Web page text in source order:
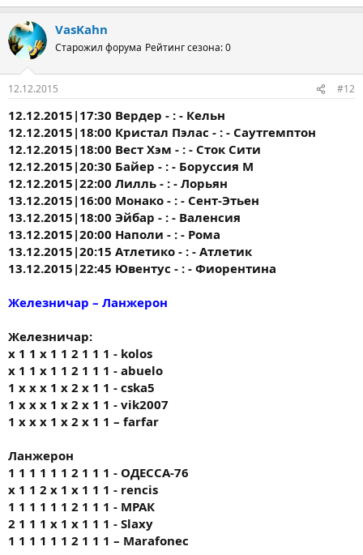
VasKahn
Старожил форума Рейтинг сезона: 0
12.12.2015 #12
12.12.2015|17:30 Вердер - : - Кельн
12.12.2015|18:00 Кристал Пэлас - : - Саутгемптон
12.12.2015|18:00 Вест Хэм - : - Сток Сити
12.12.2015|20:30 Байер - : - Боруссия М
12.12.2015|22:00 Лилль - : - Лорьян
13.12.2015|16:00 Монако - : - Сент-Этьен
13.12.2015|18:00 Эйбар - : - Валенсия
13.12.2015|20:00 Наполи - : - Рома
13.12.2015|20:15 Атлетико - : - Атлетик
13.12.2015|22:45 Ювентус - : - Фиорентина
Железничар – Ланжерон
Железничар:
x 1 1 x 1 1 2 1 1 1 - kolos
x 1 1 x 1 1 2 1 1 1 - abuelo
1 x x x 1 x 2 x 1 1 - cska5
1 x x x 1 x 2 x 1 1 - vik2007
1 x x x 1 x 2 x 1 1 – farfar
Ланжерон
1 1 1 1 1 1 2 1 1 1 - ОДЕССА-76
х 1 1 2 х 1 х 1 1 1 - rencis
1 1 1 1 1 1 2 1 1 1 - МРАК
2 1 1 1 х 1 х 1 1 1 - Slaxy
1 1 1 1 1 1 2 1 1 1 – Marafonec